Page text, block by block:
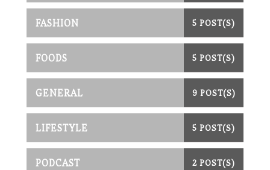
FASHION 5 POST(S)
FOODS 5 POST(S)
GENERAL 9 POST(S)
LIFESTYLE 5 POST(S)
PODCAST 2 POST(S)